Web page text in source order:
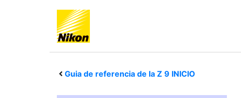
Guia de referencia de la Z 9 INICIO